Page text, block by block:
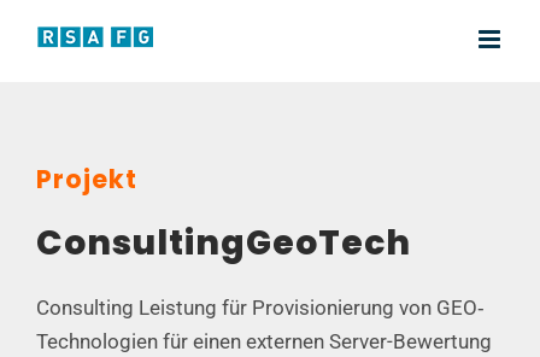
Inhalt
Projekt
ConsultingGeoTech
Consulting Leistung für Provisionierung von GEO‐
Technologien für einen externen Server-Bewertung